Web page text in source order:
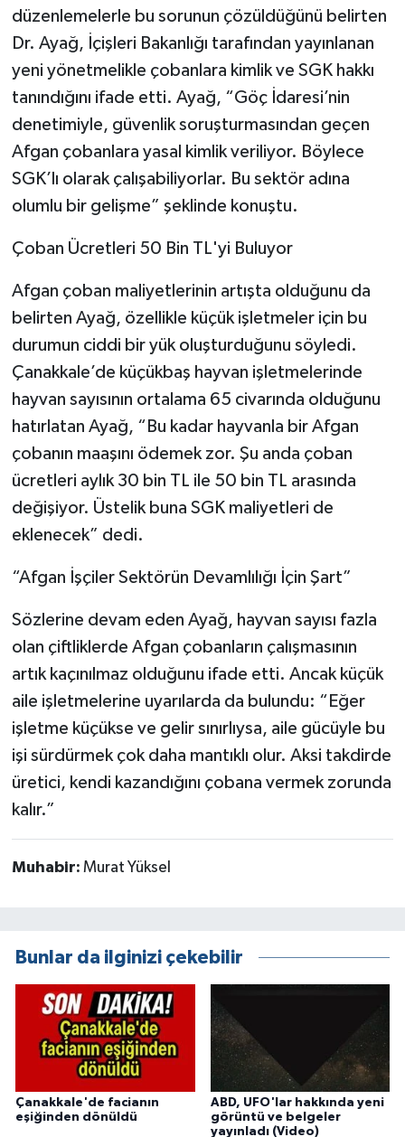
düzenlemelerle bu sorunun çözüldüğünü belirten
Dr. Ayağ, İçişleri Bakanlığı tarafından yayınlanan
yeni yönetmelikle çobanlara kimlik ve SGK hakkı
tanındığını ifade etti. Ayağ, “Göç İdaresi’nin
denetimiyle, güvenlik soruşturmasından geçen
Afgan çobanlara yasal kimlik veriliyor. Böylece
SGK’lı olarak çalışabiliyorlar. Bu sektör adına
olumlu bir gelişme” şeklinde konuştu.
Çoban Ücretleri 50 Bin TL'yi Buluyor
Afgan çoban maliyetlerinin artışta olduğunu da
belirten Ayağ, özellikle küçük işletmeler için bu
durumun ciddi bir yük oluşturduğunu söyledi.
Çanakkale’de küçükbaş hayvan işletmelerinde
hayvan sayısının ortalama 65 civarında olduğunu
hatırlatan Ayağ, “Bu kadar hayvanla bir Afgan
çobanın maaşını ödemek zor. Şu anda çoban
ücretleri aylık 30 bin TL ile 50 bin TL arasında
değişiyor. Üstelik buna SGK maliyetleri de
eklenecek” dedi.
“Afgan İşçiler Sektörün Devamlılığı İçin Şart”
Sözlerine devam eden Ayağ, hayvan sayısı fazla
olan çiftliklerde Afgan çobanların çalışmasının
artık kaçınılmaz olduğunu ifade etti. Ancak küçük
aile işletmelerine uyarılarda da bulundu: “Eğer
işletme küçükse ve gelir sınırlıysa, aile gücüyle bu
işi sürdürmek çok daha mantıklı olur. Aksi takdirde
üretici, kendi kazandığını çobana vermek zorunda
kalır.”
Muhabir: Murat Yüksel
Bunlar da ilginizi çekebilir
Çanakkale'de facianın
eşiğinden dönüldü
ABD, UFO'lar hakkında yeni
görüntü ve belgeler
yayınladı (Video)